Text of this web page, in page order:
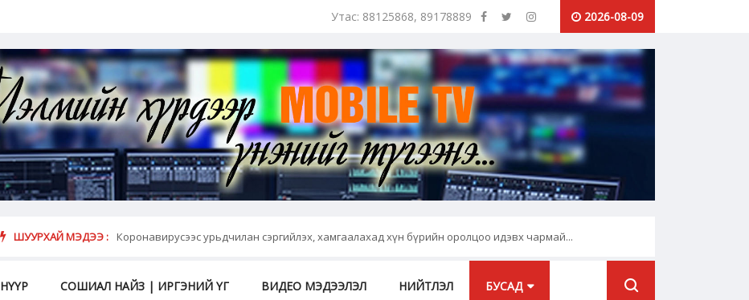
Утас: 88125868, 89178889 2026-08-09
ШУУРХАЙ МЭДЭЭ :
МЭЛМИЙН ХҮРДЭЭР ҮНЭНИЙГ ТҮГЭЭНЭ
НҮҮР СОШИАЛ НАЙЗ | ИРГЭНИЙ ҮГ ВИДЕО МЭДЭЭЛЭЛ НИЙТЛЭЛ БУСАД